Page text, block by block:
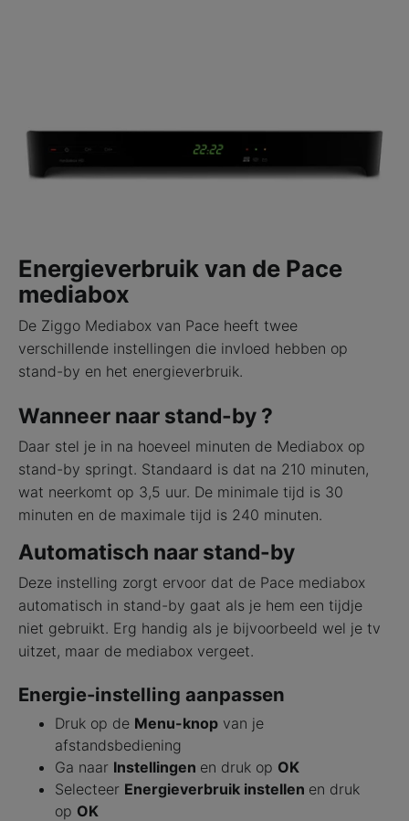
Energieverbruik van de Pace
mediabox
De Ziggo Mediabox van Pace heeft twee
verschillende instellingen die invloed hebben op
stand-by en het energieverbruik.
Wanneer naar stand-by ?
Daar stel je in na hoeveel minuten de Mediabox op
stand-by springt. Standaard is dat na 210 minuten,
wat neerkomt op 3,5 uur. De minimale tijd is 30
minuten en de maximale tijd is 240 minuten.
Automatisch naar stand-by
Deze instelling zorgt ervoor dat de Pace mediabox
automatisch in stand-by gaat als je hem een tijdje
niet gebruikt. Erg handig als je bijvoorbeeld wel je tv
uitzet, maar de mediabox vergeet.
Energie-instelling aanpassen
Druk op de Menu-knop van je
afstandsbediening
Ga naar Instellingen en druk op OK
Selecteer Energieverbruik instellen en druk
op OK